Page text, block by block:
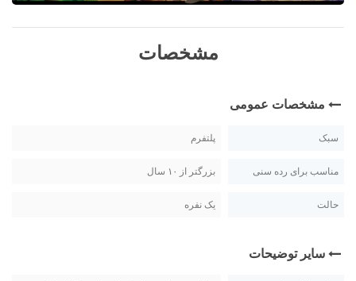
مشخصات
مشخصات عمومی
سبک پلتفرم
مناسب برای رده سنی بزرگتر از ۱۰ سال
حالت یک نفره
سایر توضیحات